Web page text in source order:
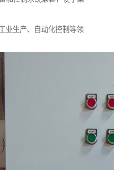
业生产、自动化控制等领